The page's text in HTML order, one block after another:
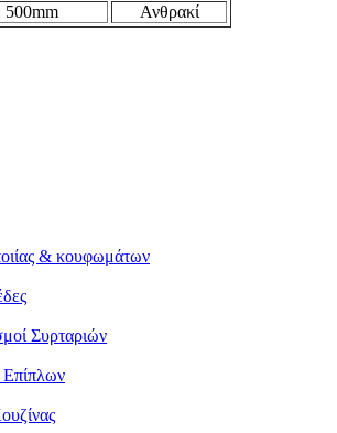
Ανθρακί
& κουφωμάτων
Συρταριών